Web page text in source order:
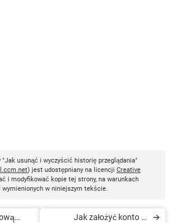
"Jak usunąć i wyczyścić historię przeglądania"
) jest udostępniany na licencji Creative
i modyfikować kopie tej strony, na warunkach
w niniejszym tekście.
Jak założyć konto w